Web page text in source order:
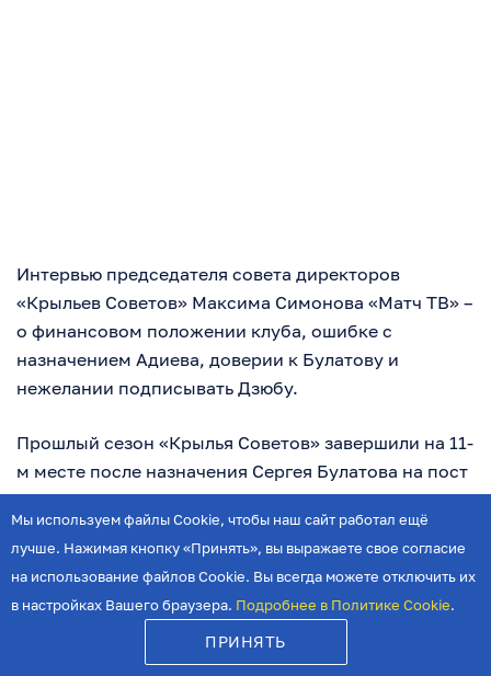
Интервью председателя совета директоров
«Крыльев Советов» Максима Симонова «Матч ТВ» –
о финансовом положении клуба, ошибке с
назначением Адиева, доверии к Булатову и
нежелании подписывать Дзюбу.
Прошлый сезон «Крылья Советов» завершили на 11-
м месте после назначения Сергея Булатова на пост
главного тренера вместо Магомеда Адиева. Однако
изменения произошли не только в тренерском
штабе, но и в совете директоров клуба – так, пост
председателя совдира покинул Дмитрий Яковлев, а
вместо него на должность пришел глава федерации
футбола Самарской области Максим Симонов.
Мы используем файлы Cookie, чтобы наш сайт работал ещё
лучше. Нажимая кнопку «Принять», вы выражаете свое согласие
на использование файлов Cookie. Вы всегда можете отключить их
в настройках Вашего браузера. Подробнее в Политике Cookie.
ПРИНЯТЬ